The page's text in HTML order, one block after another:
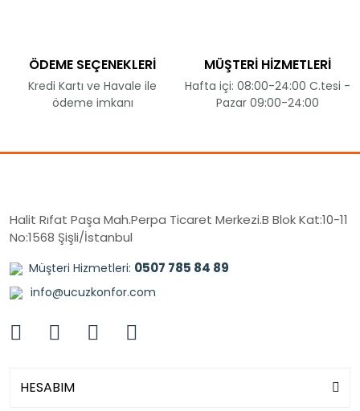
ÖDEME SEÇENEKLERİ
Kredi Kartı ve Havale ile
ödeme imkanı
MÜŞTERİ HİZMETLERİ
Hafta içi: 08:00-24:00 C.tesi -
Pazar 09:00-24:00
Halit Rıfat Paşa Mah.Perpa Ticaret Merkezi.B Blok Kat:10-11
No:1568 Şişli/İstanbul
Müşteri Hizmetleri: 0507 785 84 89
info@ucuzkonfor.com
HESABIM